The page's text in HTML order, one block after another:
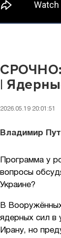
СРОЧНО:
|
2026.05.19 20:01:51
Владимир
Программа у
вопросы
Украине?
В
ядерных сил в
Ирану, но